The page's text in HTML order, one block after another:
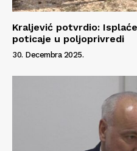
Kraljević potvrdio:
poticaje u poljoprivredi
30. Decembra 2025.